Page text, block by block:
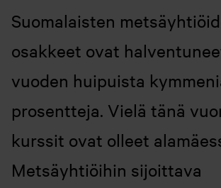
Suomalaisten
osakkeet ovat
vuoden huipuista
prosentteja. Vielä tänä
kurssit ovat olleet
Metsäyhtiöihin sijoittava